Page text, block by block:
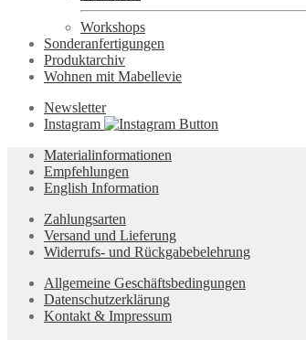
Workshops
Sonderanfertigungen
Produktarchiv
Wohnen mit Mabellevie
Newsletter
Instagram
Materialinformationen
Empfehlungen
English Information
Zahlungsarten
Versand und Lieferung
Widerrufs- und Rückgabebelehrung
Allgemeine Geschäftsbedingungen
Datenschutzerklärung
Kontakt & Impressum